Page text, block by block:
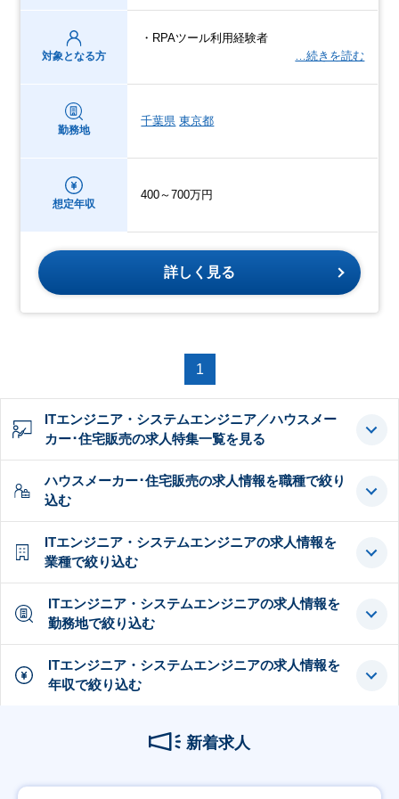
対象となる方
・RPAツール利用経験者
…続きを読む
勤務地
千葉県 東京都
想定年収
400～700万円
詳しく見る
1
ITエンジニア・システムエンジニア／ハウスメー
カー･住宅販売の求人特集一覧を見る
ハウスメーカー･住宅販売の求人情報を職種で絞り
込む
ITエンジニア・システムエンジニアの求人情報を
業種で絞り込む
ITエンジニア・システムエンジニアの求人情報を
勤務地で絞り込む
ITエンジニア・システムエンジニアの求人情報を
年収で絞り込む
新着求人